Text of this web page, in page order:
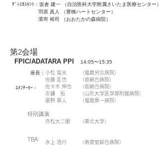
ﾃﾞｨｽｶｽﾀﾝﾄ：坂倉 建一
（自治医科大学附属さいたま医療センター）
羽原 真人 （豊橋ハートセンター）
濱嵜 裕司 （おおたかの森病院）
第2会場
FPIC/ADATARA PPI
14:05〜15:35
座長：
ｺﾒﾝﾃｰﾀｰ：
小松 宣夫
佐藤 匡也
佐々木 伸也
志鎌 拓
星野 寧人
赤松大二朗
水上 浩行
特別講演
TBA
（福島労災病院）
（坂総合病院）
（坂総合病院）
（山形大学医学部附属病院）
（福島第一病院）
（東北大学）
（寿泉堂綜合病院）